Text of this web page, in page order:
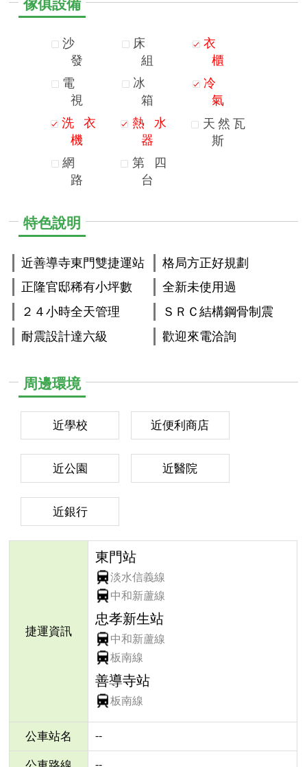
傢俱設備
沙
發
電
視
洗
衣
機
網
路
床
組
冰
箱
熱
水
器
第
四
台
衣
櫃
冷
氣
天 然 瓦
斯
特色說明
近善導寺東門雙捷運站
正隆官邸稀有小坪數
２４小時全天管理
耐震設計達六級
格局方正好規劃
全新未使用過
ＳＲＣ結構鋼骨制震
歡迎來電洽詢
周邊環境
近學校 近便利商店
近公園 近醫院
近銀行
捷運資訊
東門站
淡水信義線
中和新蘆線
忠孝新生站
中和新蘆線
板南線
善導寺站
板南線
公車站名 --